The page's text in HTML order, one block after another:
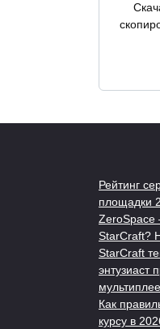
Рейтинг
площадки
ZeroSpace
StarCraft?
StarCraft
энтузиаст
Как
курсу в